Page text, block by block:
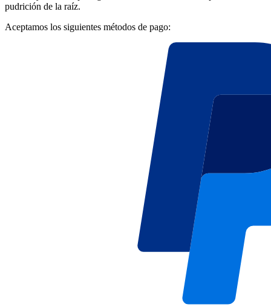
pudrición de la raíz.
Aceptamos los siguientes métodos de pago: